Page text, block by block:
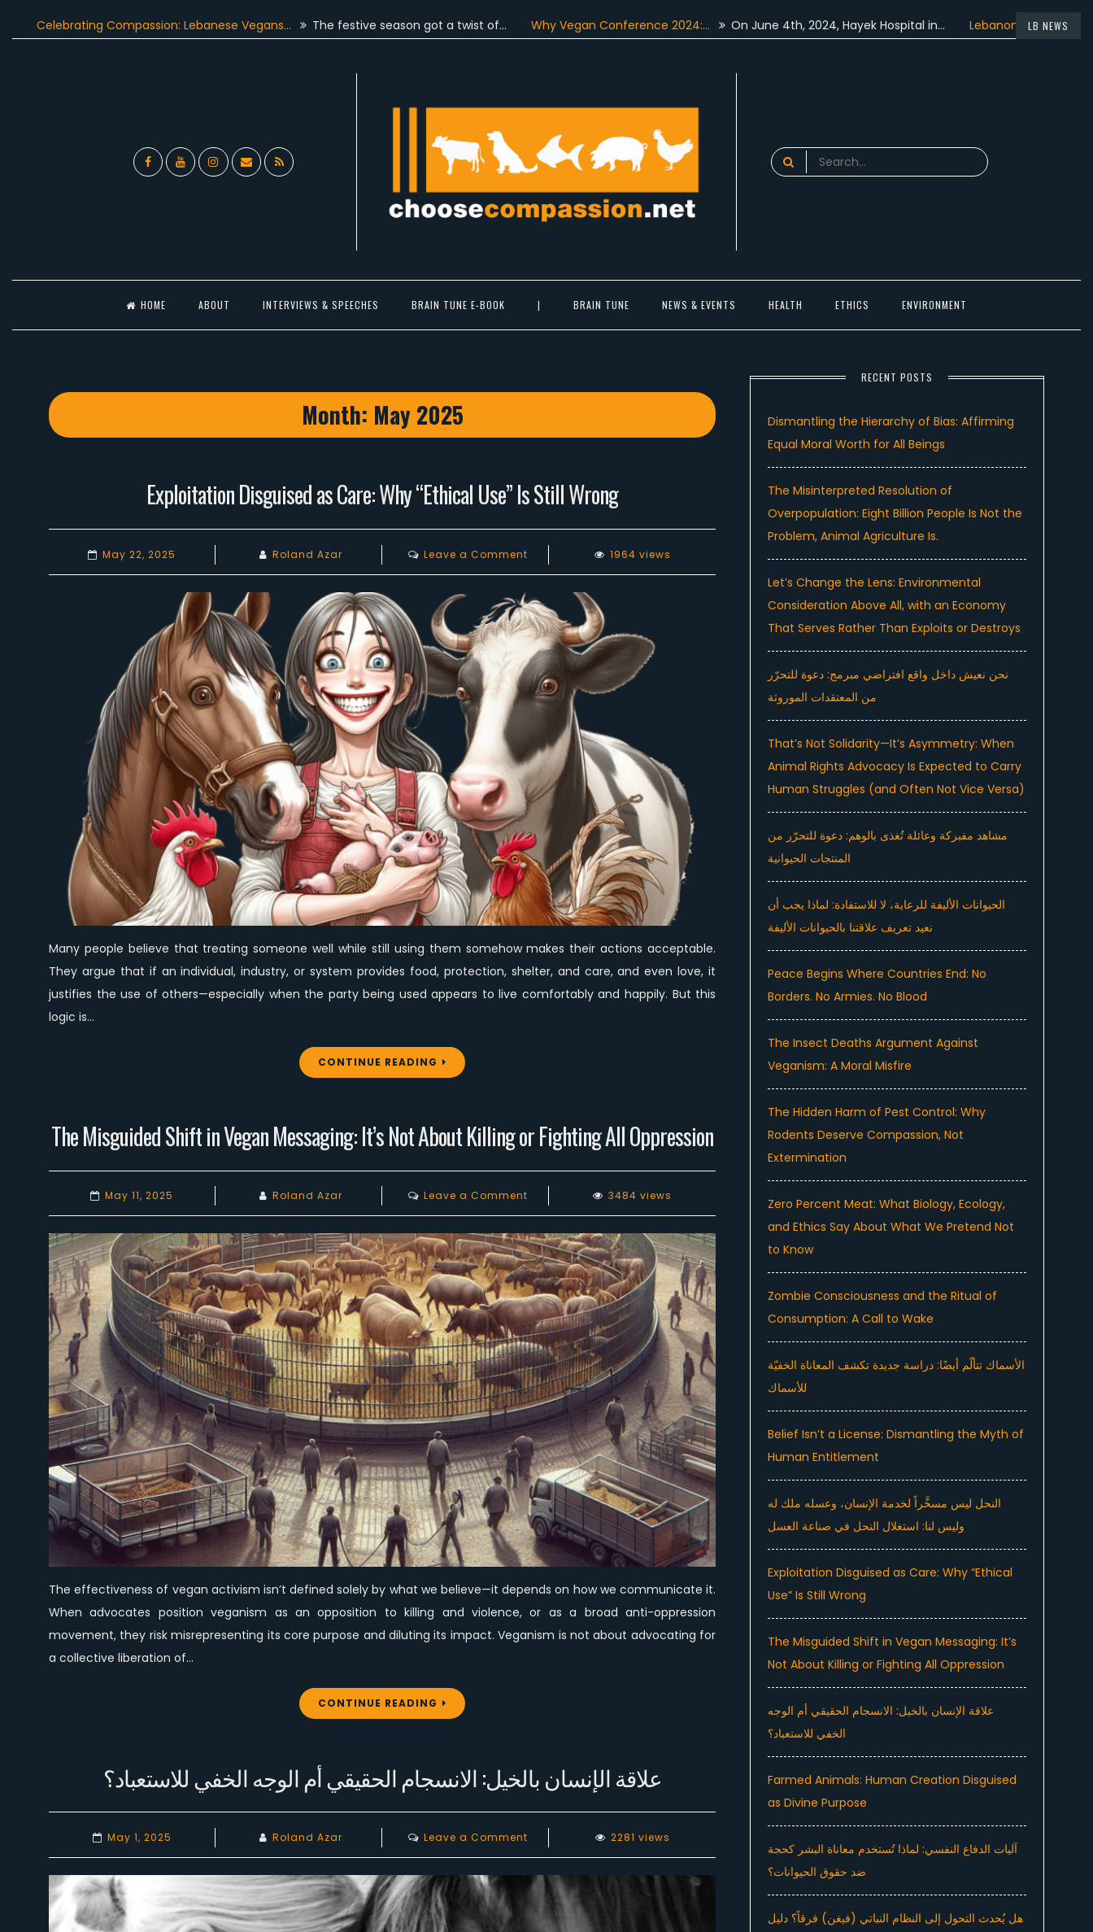
LB NEWS
Compassion: Lebanese Vegans… The festive season got a twist of… Why Vegan Conference 2024:… On June 4th, 2024, Hayek Hospital in… Lebanon participated in the…
FacebookYouTubeInstagramEmail RSS
Search
for:
HOME ABOUT INTERVIEWS & SPEECHES BRAIN TUNE E-BOOK | BRAIN TUNE NEWS & EVENTS HEALTH ETHICS ENVIRONMENT
Month: May 2025
Exploitation Disguised as Care: Why “Ethical Use” Is Still Wrong
May 22, 2025 Roland Azar Leave a Commenton
Exploitation
Disguised
as
Care:
Why
“Ethical
Use”
Is
Wrong
1964 views
Many people believe that treating someone well while still using them somehow makes their actions acceptable.
They argue that if an individual, industry, or system provides food, protection, shelter, and care, and even love, it
justifies the use of others—especially when the party being used appears to live comfortably and happily. But this
logic is…
CONTINUE READING
The Misguided Shift in Vegan Messaging: It’s Not About Killing or Fighting All Oppression
May 11, 2025 Roland Azar Leave a Commenton
The
Misguided
Shift
in
Vegan
Messaging:
It’s
Not
About
Killing
or
Fighting
All
Oppression
3484 views
The effectiveness of vegan activism isn’t defined solely by what we believe—it depends on how we communicate it.
When advocates position veganism as an opposition to killing and violence, or as a broad anti-oppression
movement, they risk misrepresenting its core purpose and diluting its impact. Veganism is not about advocating for
a collective liberation of…
CONTINUE READING
علاقة الإنسان بالخيل: الانسجام الحقيقي أم الوجه الخفي للاستعباد؟
May 1, 2025 Roland Azar Leave a Commenton
علاقة
الإنسان
بالخيل:
الانسجام
2281 views
RECENT POSTS
Dismantling the Hierarchy of Bias: Affirming
Equal Moral Worth for All Beings
The Misinterpreted Resolution of
Overpopulation: Eight Billion People Is Not the
Problem, Animal Agriculture Is.
Let’s Change the Lens: Environmental
Consideration Above All, with an Economy
That Serves Rather Than Exploits or Destroys
نحن نعيش داخل واقع افتراضي مبرمج: دعوة للتحرّر
من المعتقدات الموروثة
That’s Not Solidarity—It’s Asymmetry: When
Animal Rights Advocacy Is Expected to Carry
Human Struggles (and Often Not Vice Versa)
مشاهد مفبركة وعائلة تُغذى بالوهم: دعوة للتحرّر من
المنتجات الحيوانية
الحيوانات الأليفة للرعاية، لا للاستفادة: لماذا يجب أن
نعيد تعريف علاقتنا بالحيوانات الأليفة
Peace Begins Where Countries End: No
Borders. No Armies. No Blood
The Insect Deaths Argument Against
Veganism: A Moral Misfire
The Hidden Harm of Pest Control: Why
Rodents Deserve Compassion, Not
Extermination
Zero Percent Meat: What Biology, Ecology,
and Ethics Say About What We Pretend Not
to Know
Zombie Consciousness and the Ritual of
Consumption: A Call to Wake
الأسماك تتألّم أيضًا: دراسة جديدة تكشف المعاناة الخفيّة
للأسماك
Belief Isn’t a License: Dismantling the Myth of
Human Entitlement
النحل ليس مسخَّراً لخدمة الإنسان، وعسله ملك له
وليس لنا: استغلال النحل في صناعة العسل
Exploitation Disguised as Care: Why “Ethical
Use” Is Still Wrong
The Misguided Shift in Vegan Messaging: It’s
Not About Killing or Fighting All Oppression
علاقة الإنسان بالخيل: الانسجام الحقيقي أم الوجه
الخفي للاستعباد؟
Farmed Animals: Human Creation Disguised
as Divine Purpose
آليات الدفاع النفسي: لماذا تُستخدم معاناة البشر كحجة
ضد حقوق الحيوانات؟
هل يُحدث التحول إلى النظام النباتي (فيغن) فرقاً؟ دليل